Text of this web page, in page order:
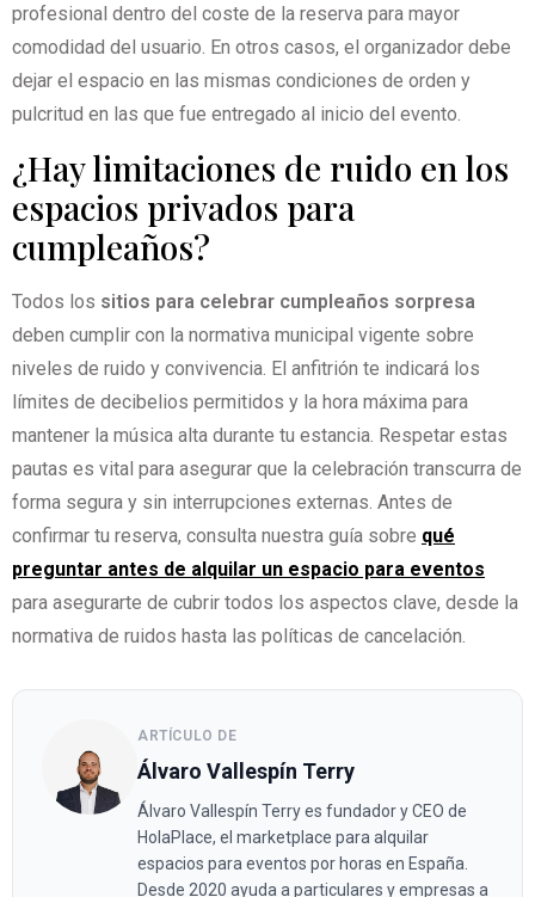
profesional dentro del coste de la reserva para mayor
comodidad del usuario. En otros casos, el organizador debe
dejar el espacio en las mismas condiciones de orden y
pulcritud en las que fue entregado al inicio del evento.
¿Hay limitaciones de ruido en los
espacios privados para
cumpleaños?
Todos los sitios para celebrar cumpleaños sorpresa
deben cumplir con la normativa municipal vigente sobre
niveles de ruido y convivencia. El anfitrión te indicará los
límites de decibelios permitidos y la hora máxima para
mantener la música alta durante tu estancia. Respetar estas
pautas es vital para asegurar que la celebración transcurra de
forma segura y sin interrupciones externas. Antes de
confirmar tu reserva, consulta nuestra guía sobre qué
preguntar antes de alquilar un espacio para eventos
para asegurarte de cubrir todos los aspectos clave, desde la
normativa de ruidos hasta las políticas de cancelación.
ARTÍCULO DE
Álvaro Vallespín Terry
Álvaro Vallespín Terry es fundador y CEO de
HolaPlace, el marketplace para alquilar
espacios para eventos por horas en España.
Desde 2020 ayuda a particulares y empresas a